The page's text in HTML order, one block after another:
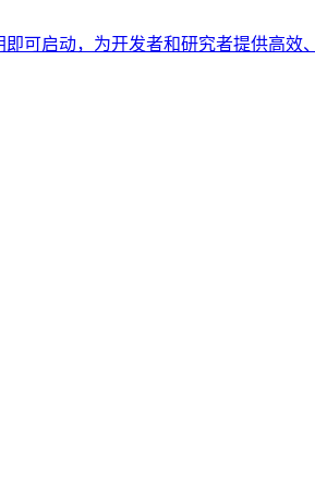
可启动，为开发者和研究者提供高效